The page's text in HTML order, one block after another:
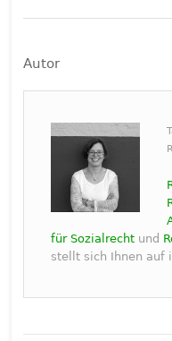
Autor
für Sozialrecht und
stellt sich Ihnen auf